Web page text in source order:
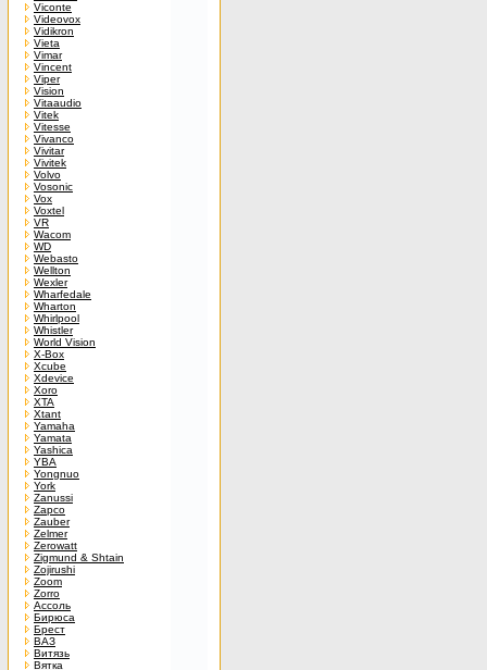
Viconte
Videovox
Vidikron
Vieta
Vimar
Vincent
Viper
Vision
Vitaaudio
Vitek
Vitesse
Vivanco
Vivitar
Vivitek
Volvo
Vosonic
Vox
Voxtel
VR
Wacom
WD
Webasto
Wellton
Wexler
Wharfedale
Wharton
Whirlpool
Whistler
World Vision
X-Box
Xcube
Xdevice
Xoro
XTA
Xtant
Yamaha
Yamata
Yashica
YBA
Yongnuo
York
Zanussi
Zapco
Zauber
Zelmer
Zerowatt
Zigmund & Shtain
Zojirushi
Zoom
Zorro
Ассоль
Бирюса
Брест
ВАЗ
Витязь
Вятка